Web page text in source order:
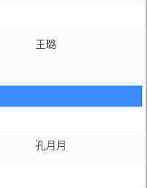
王璐
孔月月